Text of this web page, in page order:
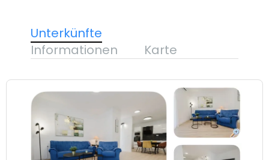
Unterkünfte
Informationen
Karte